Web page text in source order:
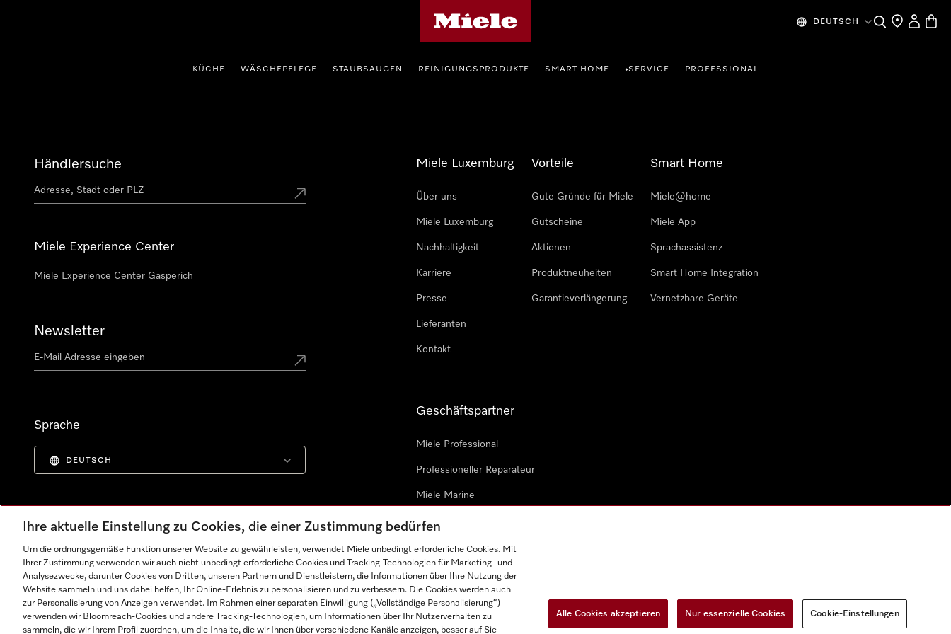
DEUTSCH SucheHändlersuche
KÜCHE WÄSCHEPFLEGE STAUBSAUGEN REINIGUNGSPRODUKTE SMART HOME •SERVICE PROFESSIONAL
Händlersuche
Miele Experience Center
Miele Experience Center Gasperich
Newsletter
Sprache
DEUTSCH
Miele Luxemburg
Über uns
Miele Luxemburg
Nachhaltigkeit
Karriere
Presse
Lieferanten
Kontakt
Vorteile
Gute Gründe für Miele
Gutscheine
Aktionen
Produktneuheiten
Garantieverlängerung
Smart Home
Miele@home
Miele App
Sprachassistenz
Smart Home Integration
Vernetzbare Geräte
Geschäftspartner
Miele Professional
Professioneller Reparateur
Miele Marine
Architekten & Bauträger
Impressum AGB Datenschutz Nutzungsbedingungen Barrièrefreiheetserklärung Gesetzen über digitale Dienste Widerrufsformular Cookie-Einstellungen
Ihre aktuelle Einstellung zu Cookies, die einer Zustimmung bedürfen
Um die ordnungsgemäße Funktion unserer Website zu gewährleisten, verwendet Miele unbedingt erforderliche Cookies. Mit
Ihrer Zustimmung verwenden wir auch nicht unbedingt erforderliche Cookies und Tracking-Technologien für Marketing- und
Analysezwecke, darunter Cookies von Dritten, unseren Partnern und Dienstleistern, die Informationen über Ihre Nutzung der
Website sammeln und uns dabei helfen, Ihr Online-Erlebnis zu personalisieren und zu verbessern. Die Cookies werden auch
zur Personalisierung von Anzeigen verwendet. Im Rahmen einer separaten Einwilligung („Vollständige Personalisierung“)
verwenden wir Bloomreach-Cookies und andere Tracking-Technologien, um Informationen über Ihr Nutzerverhalten zu
sammeln, die wir Ihrem Profil zuordnen, um die Inhalte, die wir Ihnen über verschiedene Kanäle anzeigen, besser auf Sie
Alle Cookies akzeptieren Nur essenzielle Cookies Cookie-Einstellungen